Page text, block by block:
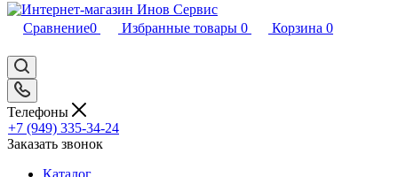
Сравнение0 Избранные товары 0 Корзина 0
Телефоны
+7 (949) 335-34-24
Заказать звонок
Каталог